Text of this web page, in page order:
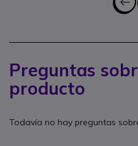
Preguntas
producto
Todavía no hay preguntas